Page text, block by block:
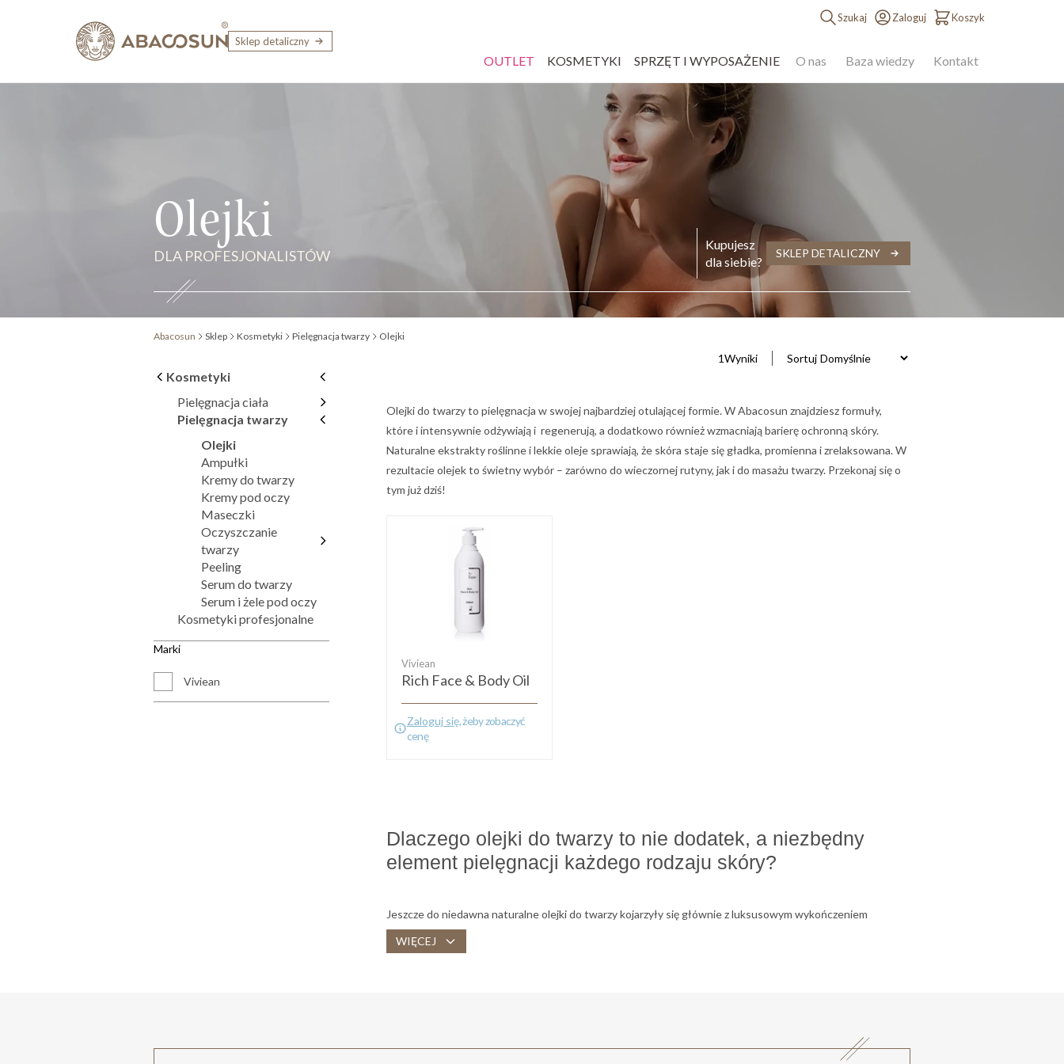
Sklep detaliczny
Szukaj Zaloguj Koszyk
OUTLET KOSMETYKI SPRZĘT I WYPOSAŻENIE O nas Baza wiedzy Kontakt
DLA PROFESJONALISTÓW
Olejki
Kupujesz
dla siebie?
SKLEP DETALICZNY
Abacosun Sklep Kosmetyki Pielęgnacja twarzy Olejki
Kosmetyki
Pielęgnacja ciała
Pielęgnacja twarzy
Olejki
Ampułki
Kremy do twarzy
Kremy pod oczy
Maseczki
Oczyszczanie
twarzy
Peeling
Serum do twarzy
Serum i żele pod oczy
Kosmetyki profesjonalne
Marki
Viviean
1Wyniki Sortuj
Olejki do twarzy to pielęgnacja w swojej najbardziej otulającej formie. W Abacosun znajdziesz formuły,
które i intensywnie odżywiają i regenerują, a dodatkowo również wzmacniają barierę ochronną skóry.
Naturalne ekstrakty roślinne i lekkie oleje sprawiają, że skóra staje się gładka, promienna i zrelaksowana. W
rezultacie olejek to świetny wybór – zarówno do wieczornej rutyny, jak i do masażu twarzy. Przekonaj się o
tym już dziś!
Viviean
Rich Face & Body Oil
Zaloguj się, żeby zobaczyć
cenę
Dlaczego olejki do twarzy to nie dodatek, a niezbędny
element pielęgnacji każdego rodzaju skóry?
Jeszcze do niedawna naturalne olejki do twarzy kojarzyły się głównie z luksusowym wykończeniem
pielęgnacji lub aromatycznym dodatkiem do masażu. Dziś wiemy, że to coś więcej – to potężne źródło
składników aktywnych, które realnie wpływają na kondycję i wygląd naszej skóry.
przenikają w głębsze warstwy skóry, stymulują jej regenerację, wspierają produkcję kolagenu, wygładzają, a
WIĘCEJ